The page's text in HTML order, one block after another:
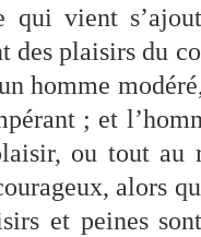
vient
des plaisirs du
homme
; et
ou tout au
alors
et peines